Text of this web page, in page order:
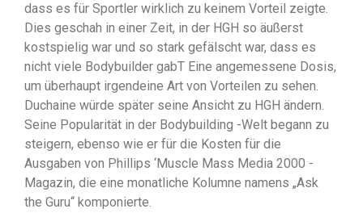
dass es für Sportler wirklich zu keinem Vorteil zeigte.
Dies geschah in einer Zeit, in der HGH so äußerst
kostspielig war und so stark gefälscht war, dass es
nicht viele Bodybuilder gabT Eine angemessene Dosis,
um überhaupt irgendeine Art von Vorteilen zu sehen.
Duchaine würde später seine Ansicht zu HGH ändern.
Seine Popularität in der Bodybuilding -Welt begann zu
steigern, ebenso wie er für die Kosten für die
Ausgaben von Phillips ‘Muscle Mass Media 2000 -
Magazin, die eine monatliche Kolumne namens „Ask
the Guru“ komponierte.